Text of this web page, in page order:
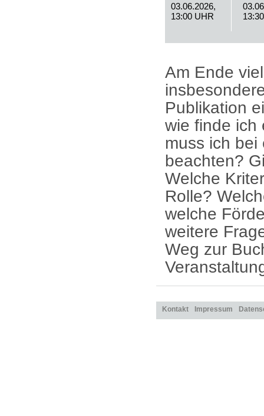
03.06.2026,
13:00 UHR
Am Ende
Publikation
wie finde ich
muss ich
beachten?
Welche
Rolle?
welche
weitere
Weg zur
Kontakt Impressum